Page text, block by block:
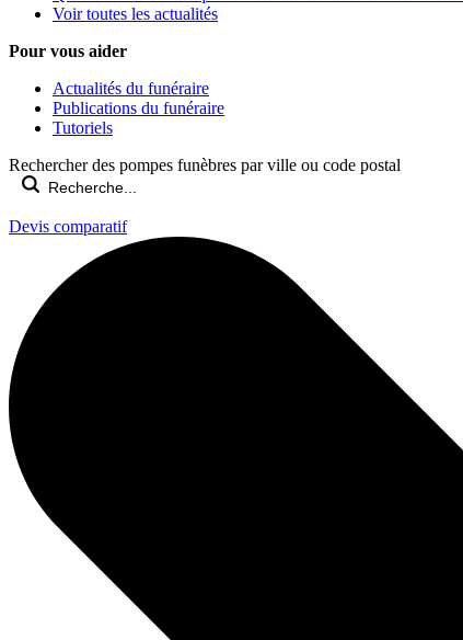
Voir toutes les actualités
Pour vous aider
Actualités du funéraire
Publications du funéraire
Tutoriels
Rechercher des pompes funèbres par ville ou code postal
Devis comparatif